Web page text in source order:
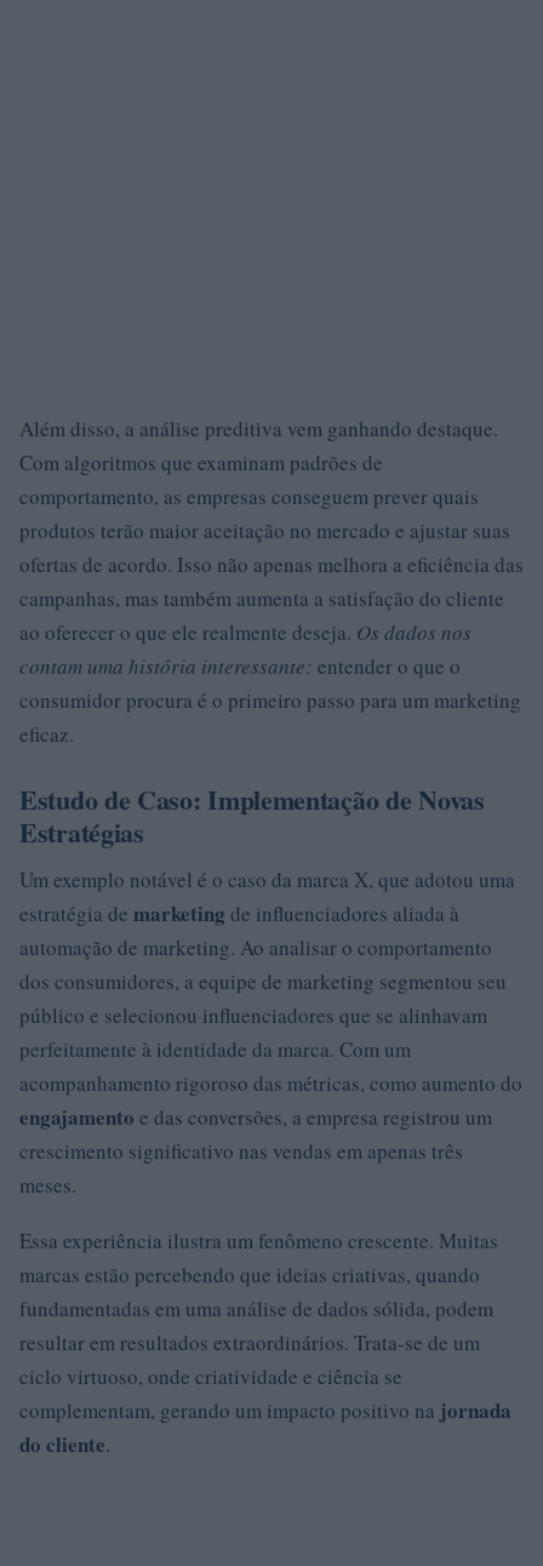
Além disso, a análise preditiva vem ganhando destaque.
Com algoritmos que examinam padrões de
comportamento, as empresas conseguem prever quais
produtos terão maior aceitação no mercado e ajustar suas
ofertas de acordo. Isso não apenas melhora a eficiência das
campanhas, mas também aumenta a satisfação do cliente
ao oferecer o que ele realmente deseja. Os dados nos
contam uma história interessante: entender o que o
consumidor procura é o primeiro passo para um marketing
eficaz.
Estudo de Caso: Implementação de Novas
Estratégias
Um exemplo notável é o caso da marca X, que adotou uma
estratégia de marketing de influenciadores aliada à
automação de marketing. Ao analisar o comportamento
dos consumidores, a equipe de marketing segmentou seu
público e selecionou influenciadores que se alinhavam
perfeitamente à identidade da marca. Com um
acompanhamento rigoroso das métricas, como aumento do
engajamento e das conversões, a empresa registrou um
crescimento significativo nas vendas em apenas três
meses.
Essa experiência ilustra um fenômeno crescente. Muitas
marcas estão percebendo que ideias criativas, quando
fundamentadas em uma análise de dados sólida, podem
resultar em resultados extraordinários. Trata-se de um
ciclo virtuoso, onde criatividade e ciência se
complementam, gerando um impacto positivo na jornada
do cliente.